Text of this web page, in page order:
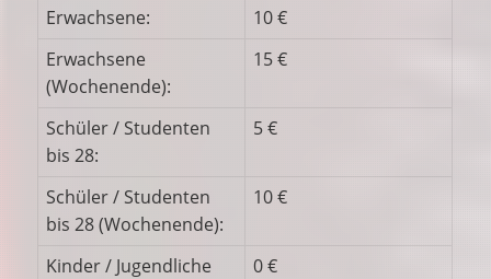
Erwachsene:
10 €
Erwachsene
(Wochenende):
15 €
Schüler / Studenten
bis 28:
5 €
Schüler / Studenten
bis 28 (Wochenende):
10 €
Kinder / Jugendliche
0 €